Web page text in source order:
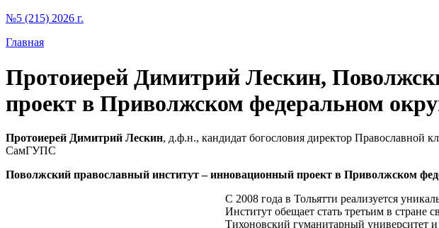
№5 (215) 2026 г.
Главная
Протоиерей Димитрий Лескин,
проект в Приволжском федеральном
Протоиерей Димитрий Лескин, д.ф.н., кандидат богословия директор Православной
СамГУПС
Поволжский православный институт – инновационный проект в Приволжском
С 2008 года в Тольятти реализуется
Институт обещает стать третьим в
Тихоновский гуманитарный университет